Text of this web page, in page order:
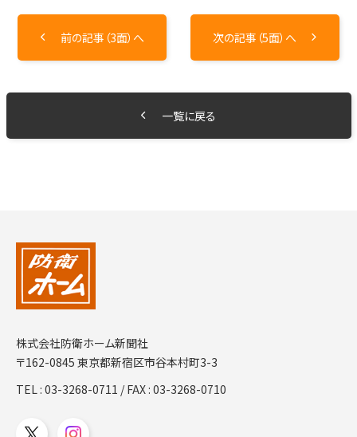
前の記事（3面）へ 次の記事（5面）へ
一覧に戻る
株式会社防衛ホーム新聞社
〒162-0845 東京都新宿区市谷本村町3-3
TEL :03-3268-0711 / FAX : 03-3268-0710